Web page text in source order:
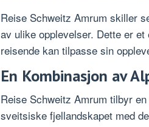
Reise Schweitz Amrum skiller
av ulike opplevelser. Dette er
reisende kan tilpasse sin
En Kombinasjon av
Reise Schweitz Amrum tilbyr
sveitsiske fjellandskapet med